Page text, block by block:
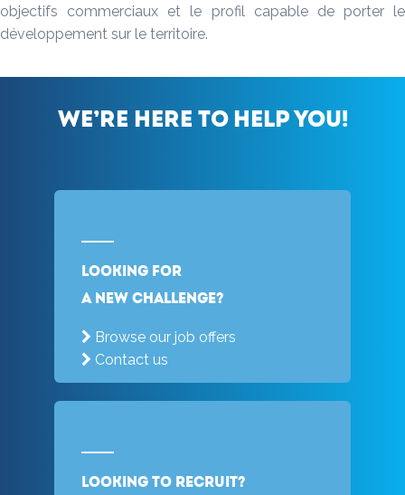
objectifs commerciaux et le profil capable de porter le
développement sur le territoire.
We’re here to help you!
Looking for
a new challenge?
Browse our job offers
Contact us
Looking to recruit?